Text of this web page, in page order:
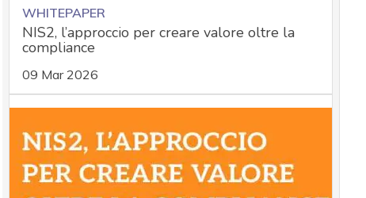
WHITEPAPER
NIS2, l’approccio per creare valore oltre la
compliance
09 Mar 2026